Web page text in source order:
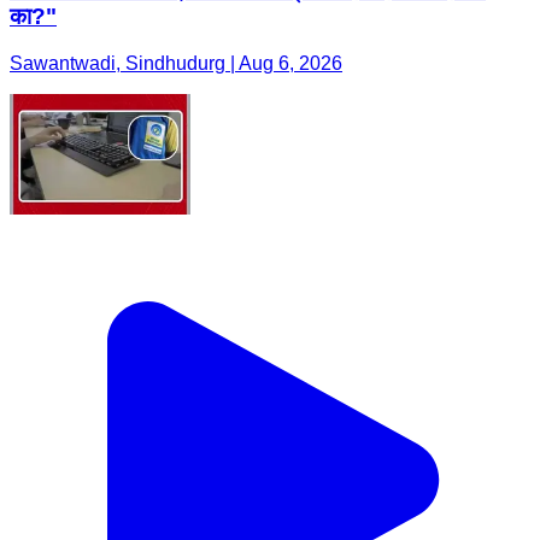
का?"
Sawantwadi, Sindhudurg | Aug 6, 2026